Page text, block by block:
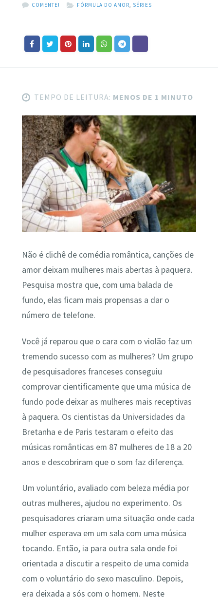
COMENTE!
FÓRMULA DO AMOR SÉRIES
TEMPO DE LEITURA: MENOS DE 1 MINUTO
Não é clichê de comédia romântica, canções de
amor deixam mulheres mais abertas à paquera.
Pesquisa mostra que, com uma balada de
fundo, elas ficam mais propensas a dar o
número de telefone.
Você já reparou que o cara com o violão faz um
tremendo sucesso com as mulheres? Um grupo
de pesquisadores franceses conseguiu
comprovar cientificamente que uma música de
fundo pode deixar as mulheres mais receptivas
à paquera. Os cientistas da Universidades da
Bretanha e de Paris testaram o efeito das
músicas românticas em 87 mulheres de 18 a 20
anos e descobriram que o som faz diferença.
Um voluntário, avaliado com beleza média por
outras mulheres, ajudou no experimento. Os
pesquisadores criaram uma situação onde cada
mulher esperava em um sala com uma música
tocando. Então, ia para outra sala onde foi
orientada a discutir a respeito de uma comida
com o voluntário do sexo masculino. Depois,
era deixada a sós com o homem. Neste